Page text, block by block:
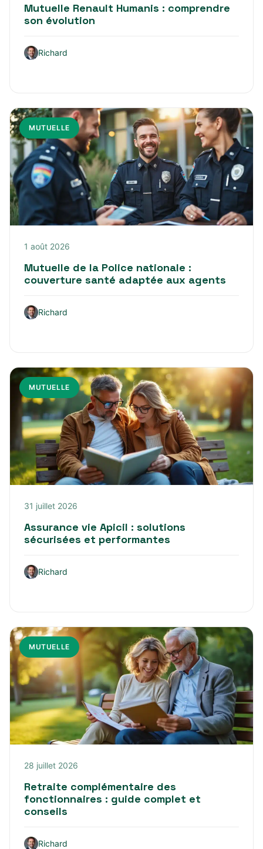
Mutuelle Renault Humanis : comprendre
son évolution
Richard
MUTUELLE
1 août 2026
Mutuelle de la Police nationale :
couverture santé adaptée aux agents
Richard
MUTUELLE
31 juillet 2026
Assurance vie Apicil : solutions
sécurisées et performantes
Richard
MUTUELLE
28 juillet 2026
Retraite complémentaire des
fonctionnaires : guide complet et
conseils
Richard